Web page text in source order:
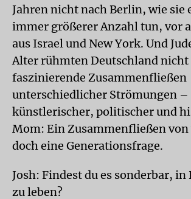
Jahren nicht nach Berlin, wie sie
immer größerer Anzahl tun, vor
aus Israel und New York. Und
Alter rühmten Deutschland nicht
faszinierende Zusammenfließen
unterschiedlicher Strömungen –
künstlerischer, politischer und
Mom: Ein Zusammenfließen von
doch eine Generationsfrage.
Josh: Findest du es sonderbar,
zu leben?